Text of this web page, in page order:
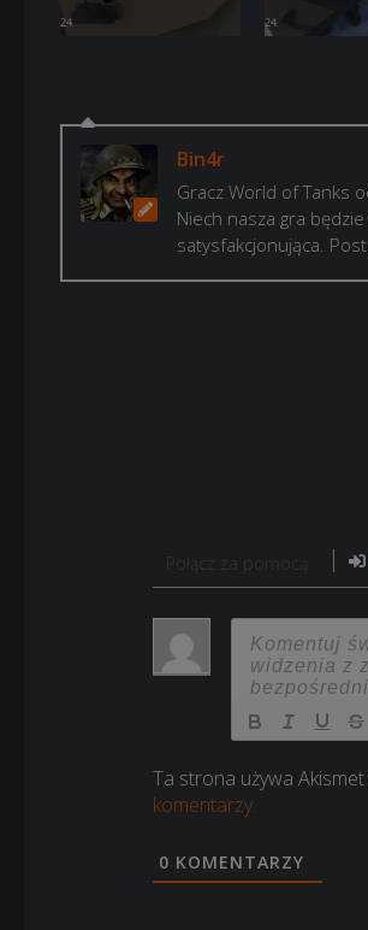
Bin4r
Gracz World of Tanks
Niech nasza gra
satysfakcjonująca.
Ta strona używa
komentarzy.
0 KOMENTARZY